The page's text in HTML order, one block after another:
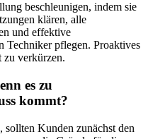
beschleunigen, indem sie
klären, alle
und effektive
Techniker pflegen. Proaktives
zu verkürzen.
es zu
kommt?
sollten Kunden zunächst den